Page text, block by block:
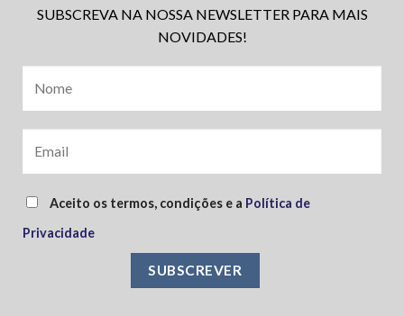
SUBSCREVA NA NOSSA NEWSLETTER PARA MAIS
NOVIDADES!
Aceito os termos, condições e a Política de
Privacidade